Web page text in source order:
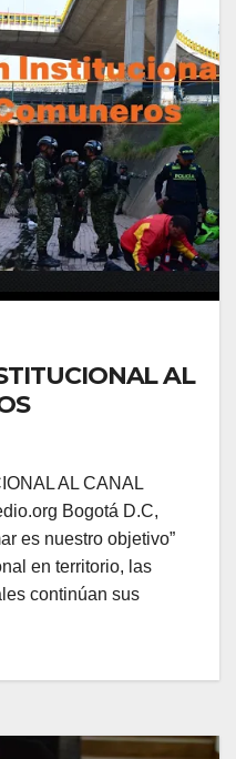
AL
AL CANAL
Bogotá D.C,
es nuestro objetivo”
en territorio, las
continúan sus